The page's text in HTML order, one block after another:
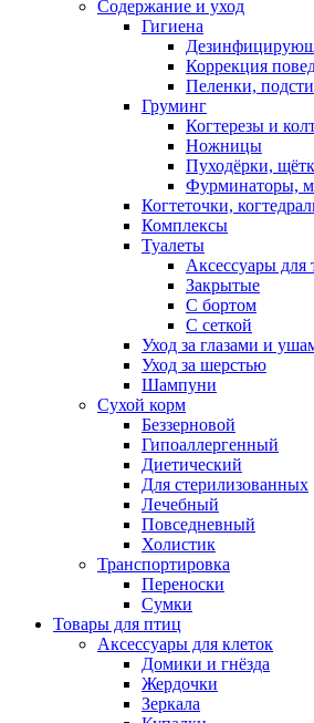
Содержание и уход
Гигиена
Коррекция
Пеленки,
Груминг
Когтерезы и
Ножницы
Пуходёрки,
Фурминаторы,
Когтеточки,
Комплексы
Туалеты
Аксессуары для
Закрытые
С бортом
С сеткой
Уход за глазами и
Уход за шерстью
Шампуни
Сухой корм
Беззерновой
Гипоаллергенный
Диетический
Для стерилизованных
Лечебный
Повседневный
Холистик
Транспортировка
Переноски
Сумки
Товары для птиц
Аксессуары для клеток
Домики и гнёзда
Жердочки
Зеркала